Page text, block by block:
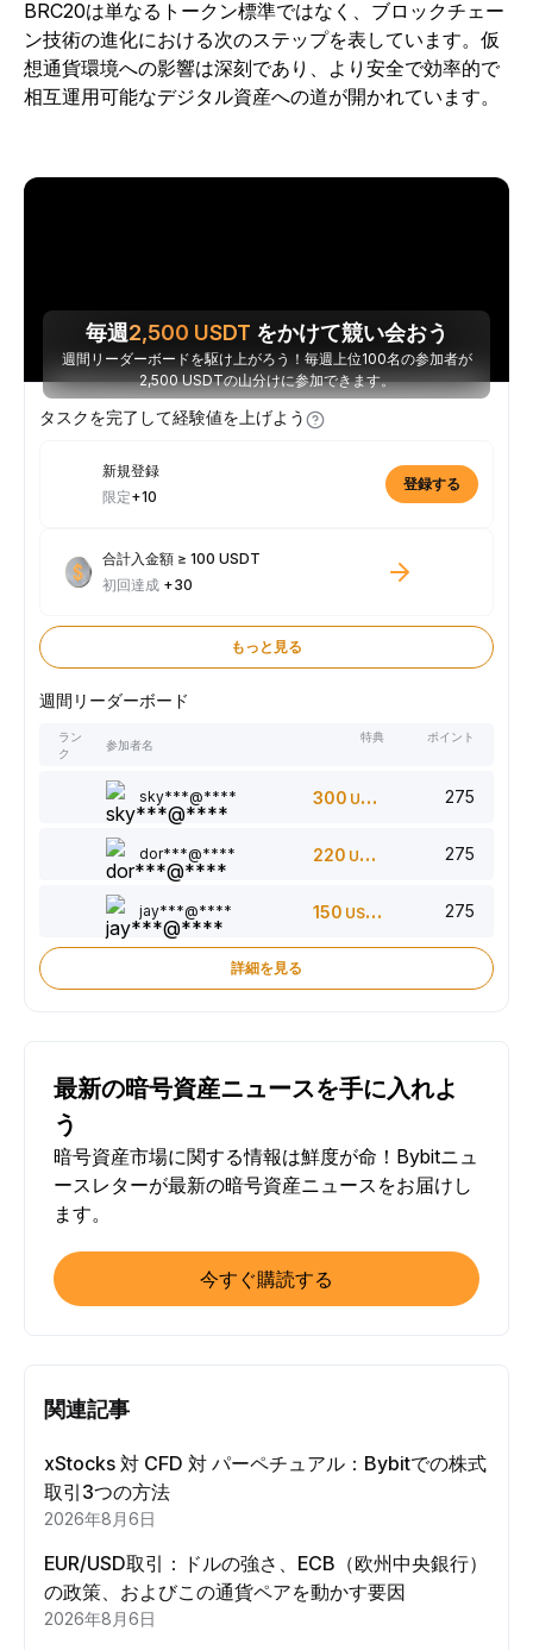
BRC20は単なるトークン標準ではなく、ブロックチェー
ン技術の進化における次のステップを表しています。仮
想通貨環境への影響は深刻であり、より安全で効率的で
相互運用可能なデジタル資産への道が開かれています。
毎週2,500 USDT をかけて競い会おう
週間リーダーボードを駆け上がろう！毎週上位100名の参加者が
2,500 USDTの山分けに参加できます。
タスクを完了して経験値を上げよう
新規登録
限定+10
登録する
合計入金額 ≥ 100 USDT
初回達成 +30
もっと見る
週間リーダーボード
ラン
ク
参加者名
特典 ポイント
sky***@**** 300 USDT 275
dor***@**** 220 USDT 275
jay***@**** 150 USDT 275
詳細を見る
最新の暗号資産ニュースを手に入れよ
う
暗号資産市場に関する情報は鮮度が命！Bybitニュ
ースレターが最新の暗号資産ニュースをお届けし
ます。
今すぐ購読する
関連記事
xStocks 対 CFD 対 パーペチュアル：Bybitでの株式
取引3つの方法
2026年8月6日
EUR/USD取引：ドルの強さ、ECB（欧州中央銀行）
の政策、およびこの通貨ペアを動かす要因
2026年8月6日